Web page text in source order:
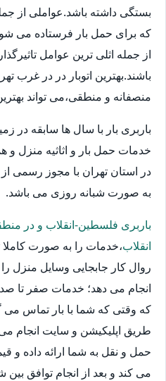
بستگی داشته باشد.عواملی از
که برای حمل بار فرستاده می
از جمله اثلی ترین عوامل
باشند.بهترین اتوبار در در غرب
منصفانه و منطقی،می تواند
باربری بار با سال ها سابقه در
خدمات حمل بار و اثاثیه منزل و
در استان تهران با مجوز رسمی از
به صورت شبانه روزی می باشد.
باربری فلسطین-انقلاب و در
انقلاب،خدمات را به صورت
روال کار جابجایی وسایل منزل
انجام می دهد؛ خدمات صفر تا
که وقتی که شما با بار تماس می
طریق اپلیکیشن و سایت انجام
حمل و نقل به شما ارائه داده و
می کند و بعد از انجام توافق